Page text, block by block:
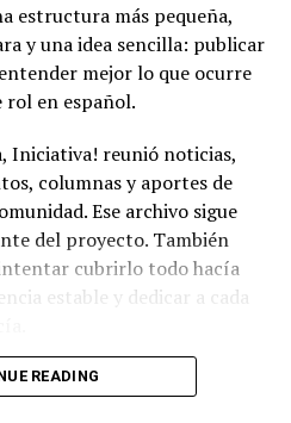
de más de dos años, en
su nuevo proyecto:
Horrors
KickstarterVer Campañaha
inicial, asegurando la
,dos antologías de
exclusivo.
estructura más pequeña,
y una idea sencilla: publicar
mejor lo que ocurre
rol en español.
Iniciativa! reunió noticias,
columnas y aportes de
Ese archivo sigue
del proyecto. También
cubrirlo todo hacía
estable y dedicar a cada
una escala más realista.
READING